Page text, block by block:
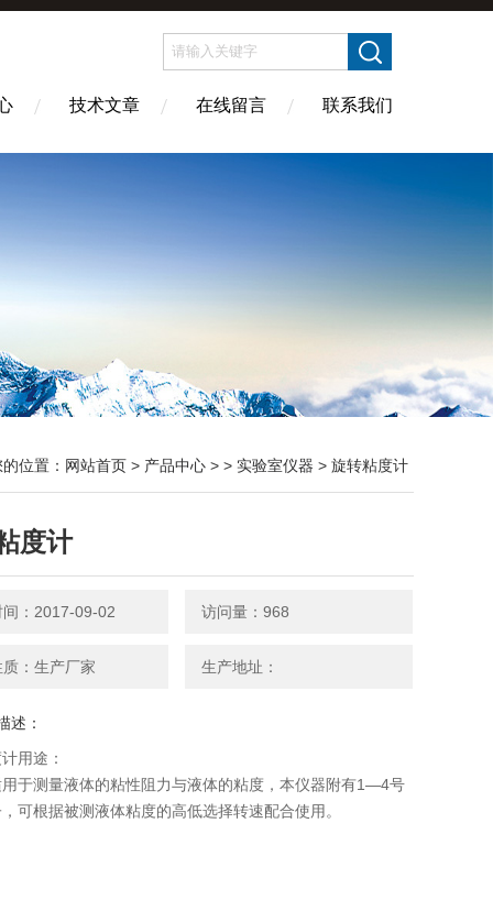
技术文章 在线留言 联系我们
位置： 网站首页 > 产品中心 > > 实验室仪器 > 旋转粘度计
度计
间：2017-09-02 访问量：968
质：生产厂家 生产地址：
述：
用途：
于测量液体的粘性阻力与液体的粘度，本仪器附有1—4号
可根据被测液体粘度的高低选择转速配合使用。